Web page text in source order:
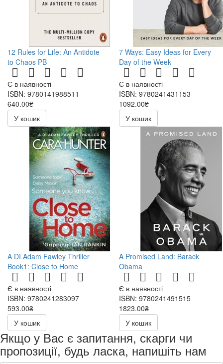
12 Rules for Life: An Antidote
to Chaos PB
Є в наявності
ISBN: 9780141988511
640.00₴
У кошик
7 Ways: Easy Ideas for Every
Day of the Week
Є в наявності
ISBN: 9780241431153
1092.00₴
У кошик
A DI Adam Fawley Thriller
Book1: Close to Home
Є в наявності
ISBN: 9780241283097
593.00₴
У кошик
A Promised Land: Barack
Obama
Є в наявності
ISBN: 9780241491515
1823.00₴
У кошик
Якщо у Вас є запитання, скарги чи
пропозиції, будь ласка, напишіть нам